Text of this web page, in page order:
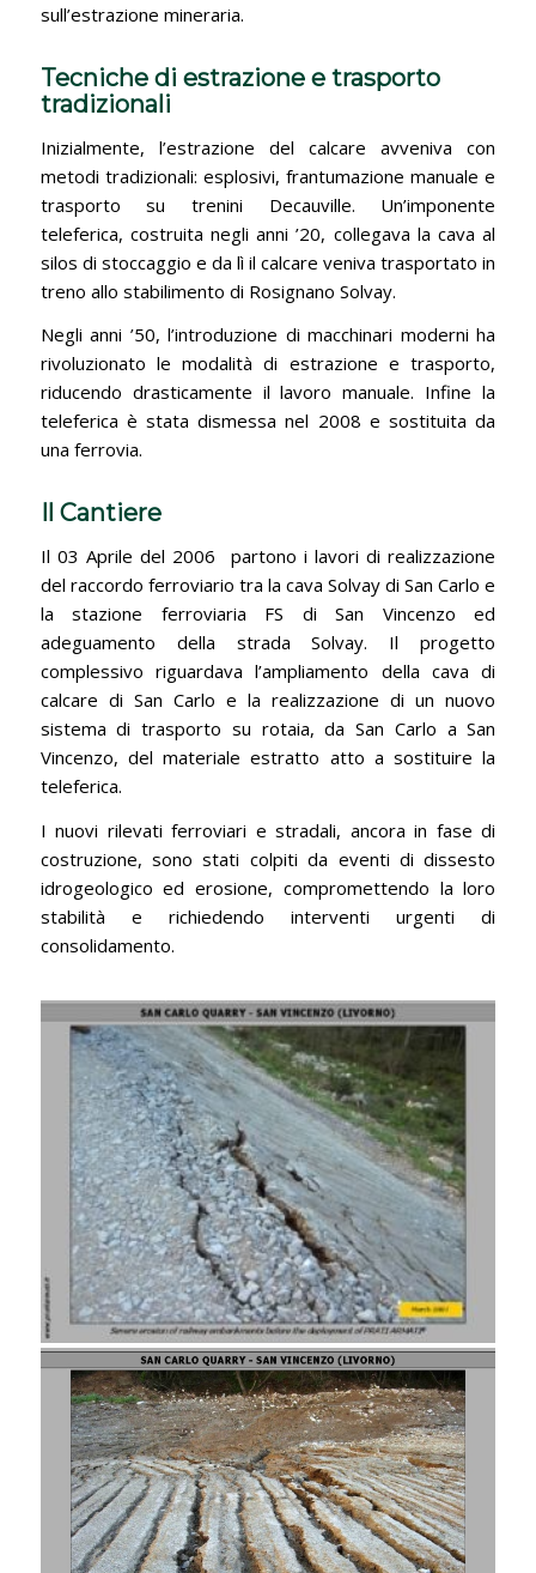
sull’estrazione mineraria.
Tecniche di estrazione e trasporto
tradizionali
Inizialmente, l’estrazione del calcare avveniva con
metodi tradizionali: esplosivi, frantumazione manuale e
trasporto su trenini Decauville. Un’imponente
teleferica, costruita negli anni ’20, collegava la cava al
silos di stoccaggio e da lì il calcare veniva trasportato in
treno allo stabilimento di Rosignano Solvay.
Negli anni ’50, l’introduzione di macchinari moderni ha
rivoluzionato le modalità di estrazione e trasporto,
riducendo drasticamente il lavoro manuale. Infine la
teleferica è stata dismessa nel 2008 e sostituita da
una ferrovia.
Il Cantiere
Il 03 Aprile del 2006 partono i lavori di realizzazione
del raccordo ferroviario tra la cava Solvay di San Carlo e
la stazione ferroviaria FS di San Vincenzo ed
adeguamento della strada Solvay. Il progetto
complessivo riguardava l’ampliamento della cava di
calcare di San Carlo e la realizzazione di un nuovo
sistema di trasporto su rotaia, da San Carlo a San
Vincenzo, del materiale estratto atto a sostituire la
teleferica.
I nuovi rilevati ferroviari e stradali, ancora in fase di
costruzione, sono stati colpiti da eventi di dissesto
idrogeologico ed erosione, compromettendo la loro
stabilità e richiedendo interventi urgenti di
consolidamento.